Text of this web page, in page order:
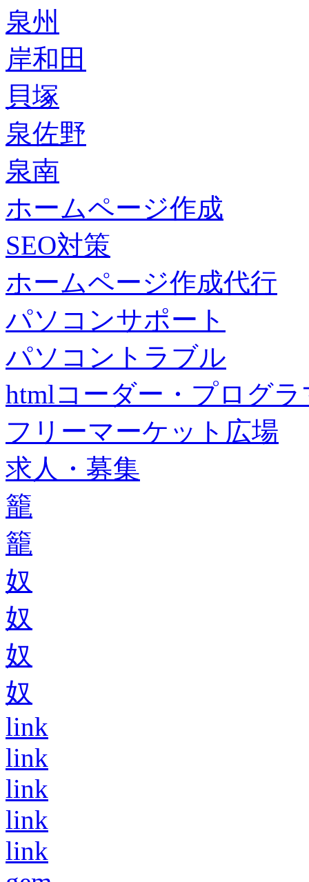
泉州
岸和田
貝塚
泉佐野
泉南
ホームページ作成
SEO対策
ホームページ作成代行
パソコンサポート
パソコントラブル
htmlコーダー・プログラ
フリーマーケット広場
求人・募集
籠
籠
奴
奴
奴
奴
link
link
link
link
link